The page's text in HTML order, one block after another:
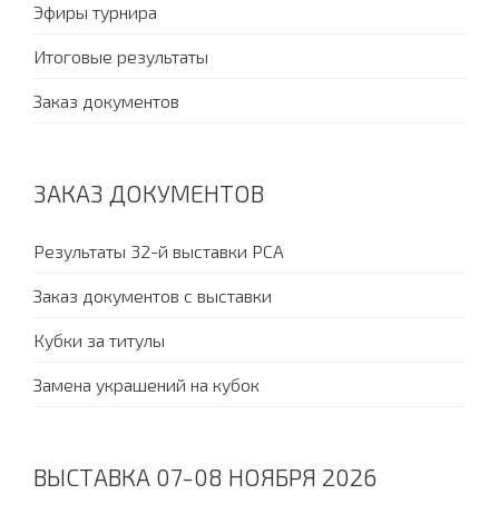
Эфиры турнира
Итоговые результаты
Заказ документов
ЗАКАЗ ДОКУМЕНТОВ
Результаты 32-й выставки PCA
Заказ документов с выставки
Кубки за титулы
Замена украшений на кубок
ВЫСТАВКА 07-08 НОЯБРЯ 2026